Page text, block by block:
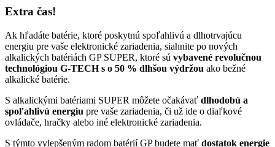
Extra čas!
Ak hľadáte batérie, ktoré poskytnú spoľahlivú a dlhotrvajúcu
energiu pre vaše elektronické zariadenia, siahnite po nových
alkalických batériách GP SUPER, ktoré sú vybavené revolučnou
technológiou G-TECH s o 50 % dlhšou výdržou ako bežné
alkalické batérie.
S alkalickými batériami SUPER môžete očakávať dlhodobú a
spoľahlivú energiu pre vaše zariadenia, či už ide o diaľkové
ovládače, hračky alebo iné elektronické zariadenia.
S týmto vylepšeným radom batérií GP budete mať dostatok energie